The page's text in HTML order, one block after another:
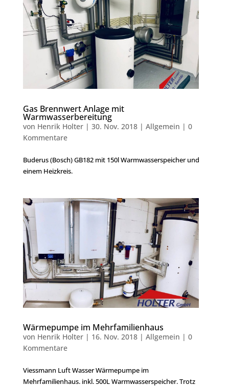
Gas Brennwert Anlage mit
Warmwasserbereitung
von Henrik Holter| 30. Nov. 2018| Allgemein | 0
Kommentare
Buderus (Bosch) GB182 mit 150l Warmwasserspeicher und
einem Heizkreis.
Wärmepumpe im Mehrfamilienhaus
von Henrik Holter| 16. Nov. 2018| Allgemein | 0
Kommentare
Viessmann Luft Wasser Wärmepumpe im
Mehrfamilienhaus. inkl. 500L Warmwasserspeicher. Trotz